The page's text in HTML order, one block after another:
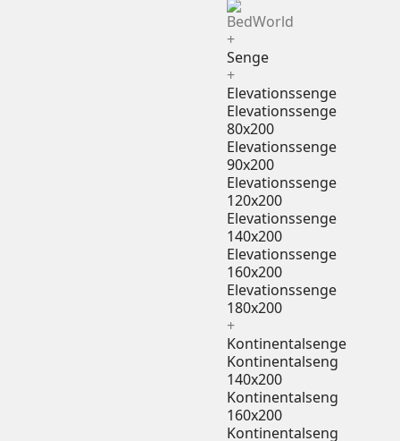
+
Senge
+
Elevationssenge
Elevationssenge
80x200
Elevationssenge
90x200
Elevationssenge
120x200
Elevationssenge
140x200
Elevationssenge
160x200
Elevationssenge
180x200
+
Kontinentalsenge
Kontinentalseng
140x200
Kontinentalseng
160x200
Kontinentalseng